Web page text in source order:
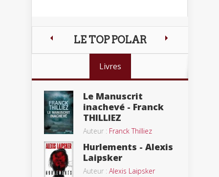
LE TOP POLAR
Livres
Le Manuscrit
inachevé - Franck
THILLIEZ
Auteur : Franck Thilliez
Hurlements - Alexis
Laipsker
Auteur : Alexis Laipsker